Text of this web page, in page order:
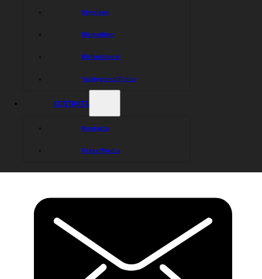
Styrelsen
Bli medlem
Bli funktionär
Värdegrund/Policy
KONTAKTA
Kontakta
Press/Media